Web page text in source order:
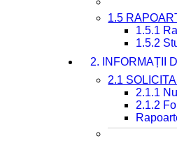
1.5
1.5.1
1.5.2
2. INFORMAȚII
2.1
2.1.1
2.1.2